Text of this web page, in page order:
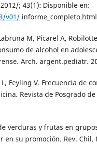
; 43(1): Disponible en:
v01/
M, Picarel A,
de alcohol en
Arch. argent.pediatr.
Feyling V. Frecuencia de
Revista de Posgrado
verduras y frutas en
su promoción. Rev. Chil.